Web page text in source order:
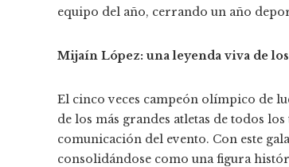
equipo del año, cerrando un año
Mijaín López: una leyenda viva de
El cinco veces campeón olímpico de
de los más grandes atletas de todos
comunicación del evento. Con este
consolidándose como una figura